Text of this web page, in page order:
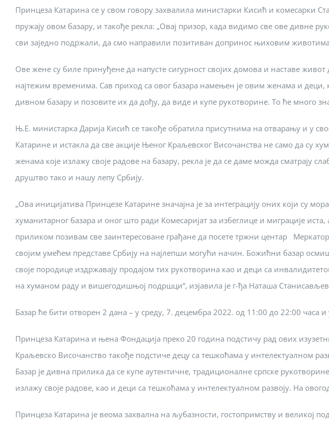
Принцеза Катарина се у свом говору захвалила министарки Кисић и комесарки
пружају овом базару, и такође рекла: „Овај призор, када видимо све ове дивне
сви заједно подржали, да смо направили позитиван допринос њиховим
Ове жене су биле принуђене да напусте сигурност својих домова и наставе
најтежим временима. Сав приход са овог базара намењен је овим женама и деци,
дивном базару и позовите их да дођу, да виде и купе рукотворине. То ће много
Њ.Е. министарка Дарија Кисић се такође обратила присутнима на отварању и у
Катарине и истакла да све акције Њеног Краљевског Височанства не само да су
женама које излажу своје радове на базару, рекла је да се даме можда сматрају
друштво тако и нашу лепу Србију.
„Ова иницијатива Принцезе Катарине значајна је за интеграцију оних који су
хуманитарног базара и оног што ради Комесаријат за избеглице и миграције
приликом позивам све заинтересоване грађане да посете тржни центар
својим умећем представе Србију на најлепши могући начин. Божићни базар
своје породице издржавају продајом тих рукотворина као и деци са
на хуманом раду и вишегодишњој подршци“, изјавила је г-ђа Наташа
Базар ће бити отворен 2 дана – у среду, 7. децембра 2022. од 11:00 до 22:00 часа
Принцеза Катарина и њена Фондација преко 20 година подстичу рад ових
Краљевско Височанство такође подстиче децу са тешкоћама у интелектуалном
Базар је дивна прилика да се купе аутентичне, традиционалне српске
излажу своје радове, као и деци са тешкоћама у интелектуалном развоју. На
Принцеза Катарина је веома захвална на љубазности, гостопримству и великој